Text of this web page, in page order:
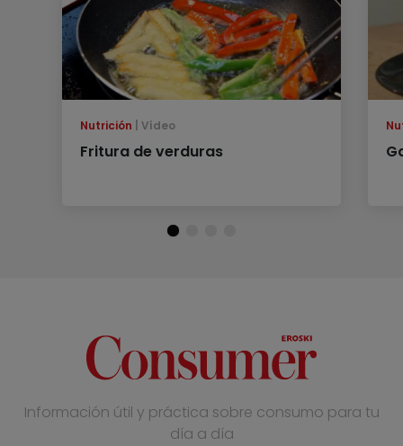
Nutrición Vídeo
Fritura de verduras
Información útil y práctica sobre consumo para tu
día a día